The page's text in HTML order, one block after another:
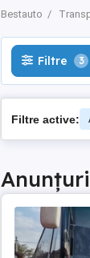
Bestauto
Filtre 3
Filtre active:
Anunțuri